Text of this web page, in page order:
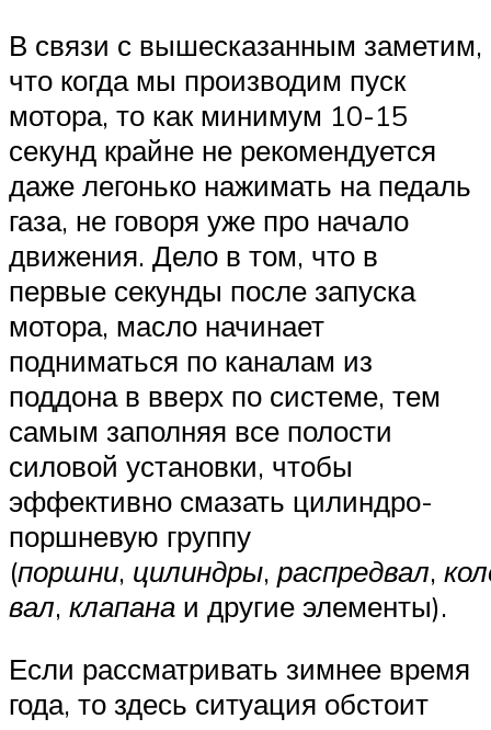
В связи с вышесказанным заметим,
что когда мы производим пуск
мотора, то как минимум 10-15
секунд крайне не рекомендуется
даже легонько нажимать на педаль
газа, не говоря уже про начало
движения. Дело в том, что в
первые секунды после запуска
мотора, масло начинает
подниматься по каналам из
поддона в вверх по системе, тем
самым заполняя все полости
силовой установки, чтобы
эффективно смазать цилиндро-
поршневую группу
(поршни, цилиндры, распредвал,
вал, клапана и другие элементы).
Если рассматривать зимнее время
года, то здесь ситуация обстоит